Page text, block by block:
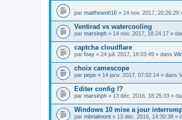
par matthewoh16 » 14 nov. 2017, 20:26:29
Ventirad vs watercooling
par marsinph » 14 nov. 2017, 18:24:17 »
captcha cloudflare
par foay » 24 juil. 2017, 18:03:49 » dans
choix camescope
par pepe » 14 janv. 2017, 07:02:14 » dans
Editer config !?
par marsinph » 13 déc. 2016, 18:25:33 »
Windows 10 mise a jour
par mbrialmont » 13 déc. 2016, 14:30:38 »